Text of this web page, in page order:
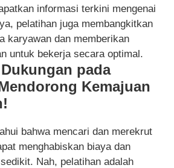
informasi terkini mengenai
pelatihan juga membangkitkan
karyawan dan memberikan
untuk bekerja secara optimal.
pada
Kemajuan
bahwa mencari dan merekrut
menghabiskan biaya dan
Nah, pelatihan adalah